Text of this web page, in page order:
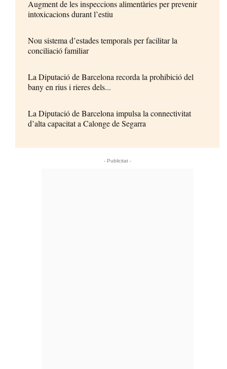
Augment de les inspeccions alimentàries per prevenir
intoxicacions durant l’estiu
Nou sistema d’estades temporals per facilitar la
conciliació familiar
La Diputació de Barcelona recorda la prohibició del
bany en rius i rieres dels...
La Diputació de Barcelona impulsa la connectivitat
d’alta capacitat a Calonge de Segarra
- Publicitat -